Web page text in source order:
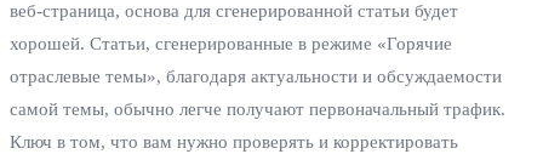
веб-страница, основа для сгенерированной статьи будет
хорошей. Статьи, сгенерированные в режиме «Горячие
отраслевые темы», благодаря актуальности и обсуждаемости
самой темы, обычно легче получают первоначальный трафик.
Ключ в том, что вам нужно проверять и корректировать